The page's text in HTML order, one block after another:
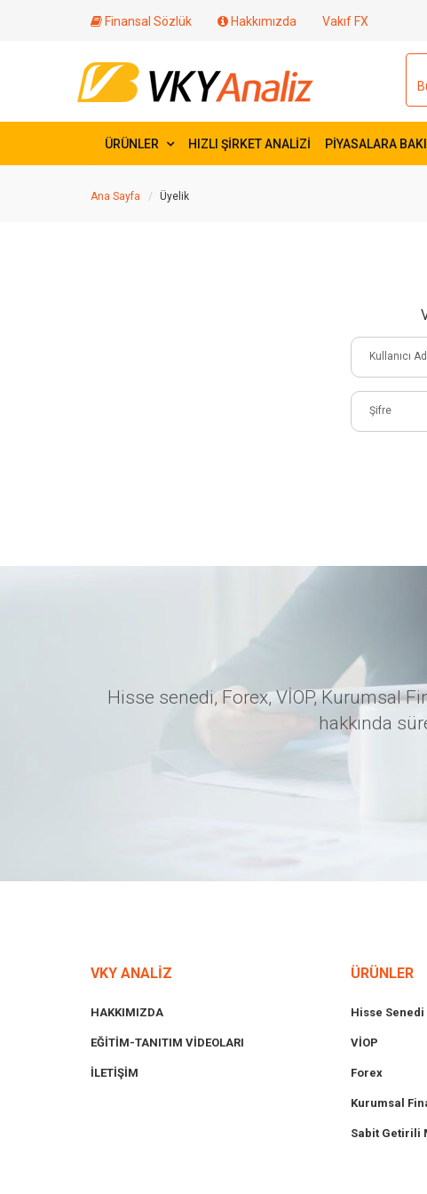
Finansal Sözlük Hakkımızda Vakıf FX
ÜRÜNLER HIZLI ŞİRKET ANALİZİ PİYASALARA
Ana Sayfa Üyelik
Hisse senedi, Forex, VİOP, Kurumsal
hakkında
VKY ANALİZ
HAKKIMIZDA
EĞİTİM-TANITIM VİDEOLARI
İLETİŞİM
ÜRÜNLER
Hisse Senedi
VİOP
Forex
Kurumsal
Sabit Getirili